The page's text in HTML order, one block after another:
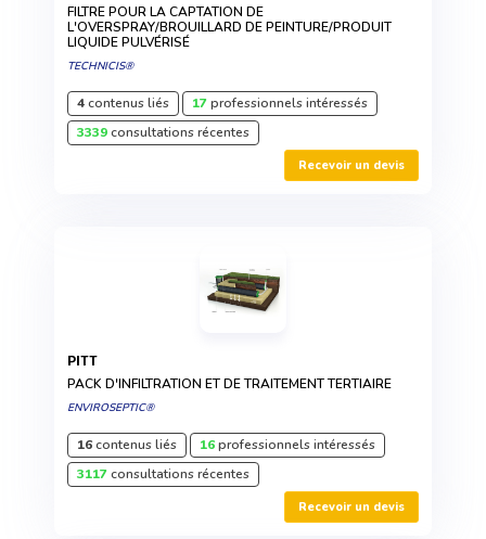
FILTRE POUR LA CAPTATION DE
L'OVERSPRAY/BROUILLARD DE PEINTURE/PRODUIT
LIQUIDE PULVÉRISÉ
TECHNICIS®
4contenus liés 17professionnels intéressés
3339consultations récentes
Recevoir un devis
PITT
PACK D'INFILTRATION ET DE TRAITEMENT TERTIAIRE
ENVIROSEPTIC®
16contenus liés 16professionnels intéressés
3117consultations récentes
Recevoir un devis